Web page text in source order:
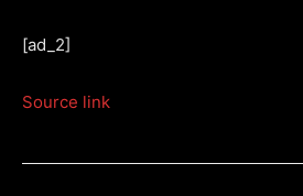
[ad_2]
Source link